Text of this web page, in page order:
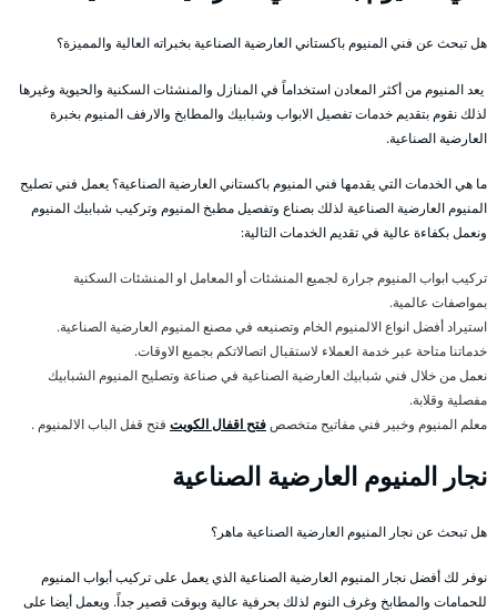
هل تبحث عن فني المنيوم باكستاني العارضية الصناعية بخبراته العالية والمميزة؟
يعد المنيوم من أكثر المعادن استخداماً في المنازل والمنشئات السكنية والحيوية وغيرها
لذلك نقوم بتقديم خدمات تفصيل الابواب وشبابيك والمطابخ والارفف المنيوم بخبرة
العارضية الصناعية.
ما هي الخدمات التي يقدمها فني المنيوم باكستاني العارضية الصناعية؟ يعمل فني تصليح
المنيوم العارضية الصناعية لذلك بصناع وتفصيل مطبخ المنيوم وتركيب شبابيك المنيوم
ونعمل بكفاءة عالية في تقديم الخدمات التالية:
تركيب ابواب المنيوم جرارة لجميع المنشئات أو المعامل او المنشئات السكنية
بمواصفات عالمية.
استيراد أفضل انواع الالمنيوم الخام وتصنيعه في مصنع المنيوم العارضية الصناعية.
خدماتنا متاحة عبر خدمة العملاء لاستقبال اتصالاتكم بجميع الاوقات.
نعمل من خلال فني شبابيك العارضية الصناعية في صناعة وتصليح المنيوم الشبابيك
مفصلية وقلابة.
معلم المنيوم وخبير فني مفاتيح متخصصفتح اقفال الكويت فتح قفل الباب الالمنيوم .
نجار المنيوم العارضية الصناعية
هل تبحث عن نجار المنيوم العارضية الصناعية ماهر؟
نوفر لك أفضل نجار المنيوم العارضية الصناعية الذي يعمل على تركيب أبواب المنيوم
للحمامات والمطابخ وغرف النوم لذلك بحرفية عالية وبوقت قصير جداً. ويعمل أيضا على